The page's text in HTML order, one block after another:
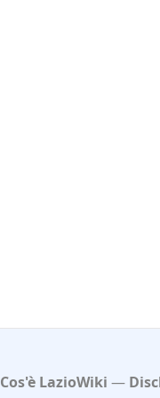
Cos'è LazioWiki